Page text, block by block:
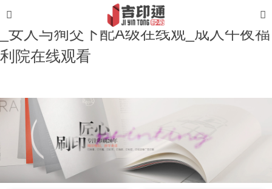
亚洲男人的天堂av_国产黄色网站生活片
_女人与狥交下配A级在线观_成人午夜福
利院在线观看